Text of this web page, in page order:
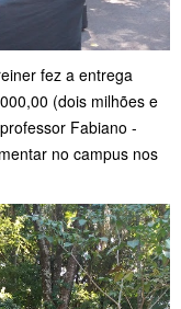
fez a entrega
(dois milhões e
Fabiano -
no campus nos